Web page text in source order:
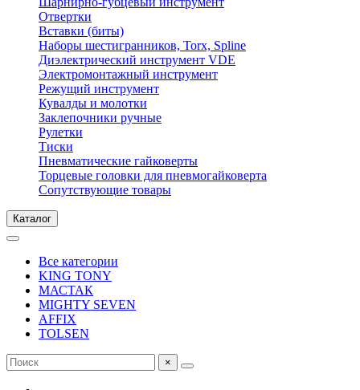
Отвертки
Вставки (биты)
Наборы шестигранников, Torx, Spline
Диэлектрический инструмент VDE
Электромонтажный инструмент
Режущий инструмент
Кувалды и молотки
Заклепочники ручные
Рулетки
Тиски
Пневматические гайковерты
Торцевые головки для пневмогайковерта
Сопутствующие товары
Каталог
Все категории
KING TONY
МАСТАК
MIGHTY SEVEN
AFFIX
TOLSEN
×